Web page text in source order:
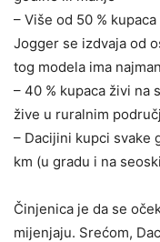
– Više od 50 %
Jogger se izdvaja od
tog modela ima
– 40 % kupaca živi na
žive u ruralnim
– Dacijini kupci svake
km (u gradu i na
Činjenica je da se
mijenjaju. Srećom,